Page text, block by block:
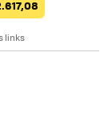
links